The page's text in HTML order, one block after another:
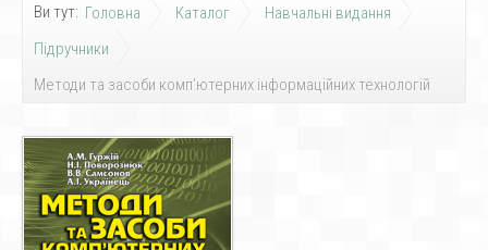
Ви тут: Головна Каталог
Навчальні видання
Підручники
Методи та засоби комп’ютерних інформаційних технологій